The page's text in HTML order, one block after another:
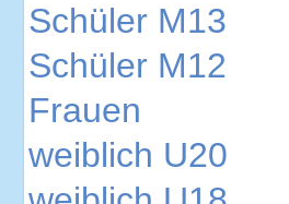
Schüler M13
Schüler M12
Frauen
weiblich U20